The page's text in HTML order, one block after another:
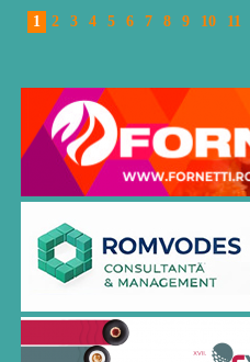
1 2 3 4 5 6 7 8 9 10 11